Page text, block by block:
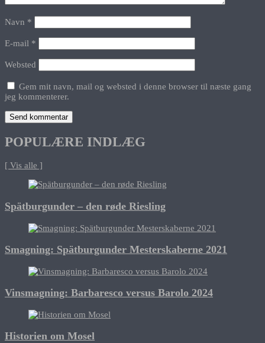
Navn *
E-mail *
Websted
Gem mit navn, mail og websted i denne browser til næste gang
jeg kommenterer.
POPULÆRE INDLÆG
[ Vis alle ]
Spätburgunder – den røde Riesling
Smagning: Spätburgunder Mesterskaberne 2021
Vinsmagning: Barbaresco versus Barolo 2024
Historien om Mosel